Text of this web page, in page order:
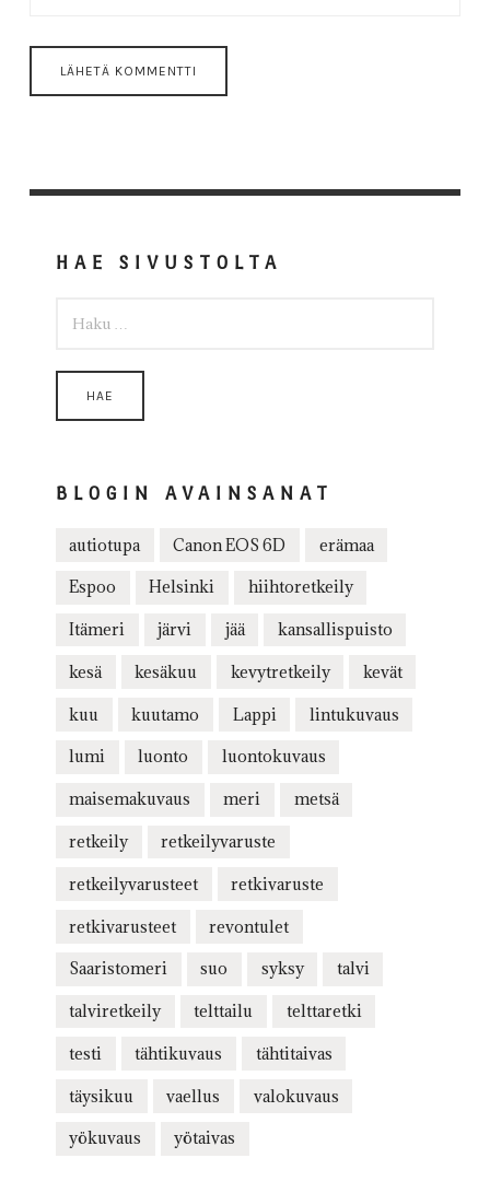
HAE SIVUSTOLTA
BLOGIN AVAINSANAT
autiotupa Canon EOS 6D erämaa
Espoo Helsinki hiihtoretkeily
Itämeri järvi jää kansallispuisto
kesä kesäkuu kevytretkeily kevät
kuu kuutamo Lappi lintukuvaus
lumi luonto luontokuvaus
maisemakuvaus meri metsä
retkeily retkeilyvaruste
retkeilyvarusteet retkivaruste
retkivarusteet revontulet
Saaristomeri suo syksy talvi
talviretkeily telttailu telttaretki
testi tähtikuvaus tähtitaivas
täysikuu vaellus valokuvaus
yökuvaus yötaivas